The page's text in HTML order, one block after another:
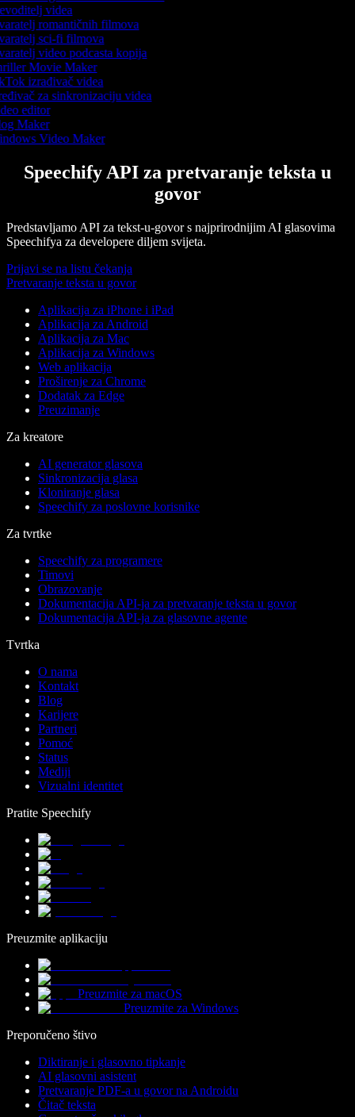
videa
romantičnih filmova
sci-fi filmova
video podcasta kopija
Movie Maker
izrađivač videa
za sinkronizaciju videa
editor
Maker
Video Maker
Speechify API za pretvaranje teksta u
govor
Predstavljamo API za tekst-u-govor s najprirodnijim AI glasovima
Speechifya za developere diljem svijeta.
Prijavi se na listu čekanja
Pretvaranje teksta u govor
Aplikacija za iPhone i iPad
Aplikacija za Android
Aplikacija za Mac
Aplikacija za Windows
Web aplikacija
Proširenje za Chrome
Dodatak za Edge
Preuzimanje
Za kreatore
AI generator glasova
Sinkronizacija glasa
Kloniranje glasa
Speechify za poslovne korisnike
Za tvrtke
Speechify za programere
Timovi
Obrazovanje
Dokumentacija API-ja za pretvaranje teksta u govor
Dokumentacija API-ja za glasovne agente
Tvrtka
O nama
Kontakt
Blog
Karijere
Partneri
Pomoć
Status
Mediji
Vizualni identitet
Pratite Speechify
Preuzmite aplikaciju
Preuzmite za macOS
Preuzmite za Windows
Preporučeno štivo
Diktiranje i glasovno tipkanje
AI glasovni asistent
Pretvaranje PDF-a u govor na Androidu
Čitač teksta